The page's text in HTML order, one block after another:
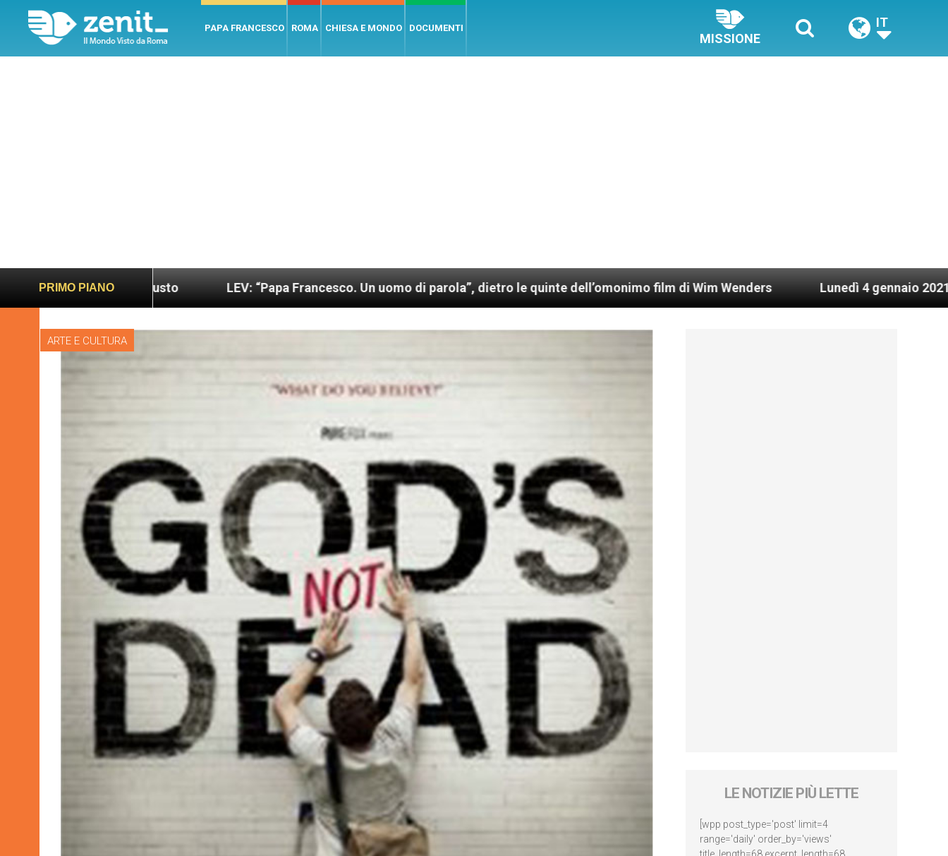
PAPA FRANCESCO ROMA CHIESA E MONDO DOCUMENTI
MISSIONE
IT
PRIMO PIANO
e giusto LEV: “Papa Francesco. Un uomo di parola”, dietro le quinte dell’omonimo film di Wim Wenders Lunedì 4 gennaio 2021: Possesso
ARTE E CULTURA
LE NOTIZIE PIÙ LETTE
[wpp post_type='post' limit=4
range='daily' order_by='views'